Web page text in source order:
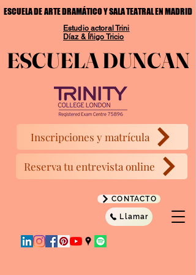
CONTACTO
Llamar
Reserva tu entrevista online
ESCUELA DE ARTE DRAMÁTICO Y SALA TEATRAL EN MADRID
ESCUELA DE ARTE DRAMÁTICO Y SALA TEATRAL EN MADRID
ESCUELA DUNCAN
ESCUELA DUNCAN
Inscripciones y matrícula
Estudio actoral Trini
Díaz & Íñigo Tricio